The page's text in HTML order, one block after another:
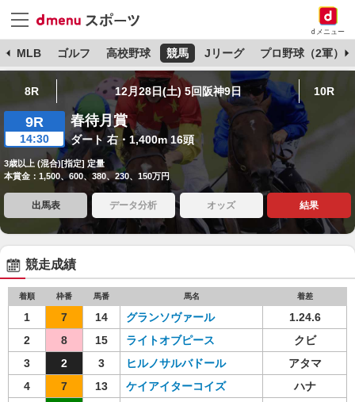
dメニュー
MLB ゴルフ 高校野球 競馬 Jリーグ プロ野球（2軍）
8R 12月28日(土) 5回阪神9日 10R
9R
14:30
春待月賞
ダート 右・1,400m 16頭
3歳以上 (混合)[指定] 定量
本賞金：1,500、600、380、230、150万円
出馬表 データ分析 オッズ 結果
競走成績
着順 枠番 馬番 馬名 着差
1 7 14 グランソヴァール
1.24.6
2
8 15 ライトオブピース
クビ
3
2 3 ヒルノサルバドール
アタマ
4
7 13 ケイアイターコイズ
ハナ